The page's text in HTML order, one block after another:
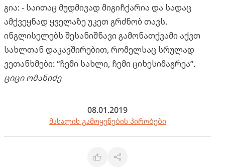
გია: - საითაც მუდმივად მიგიჩქარია და სადაც
ამქვეყნად ყველაზე უკეთ გრძნობ თავს.
ინგლისელებს შესანიშნავი გამონათქვამი აქვთ
სახლთან დაკავშირებით, რომელსაც სრულად
ვეთანხმები: “ჩემი სახლი, ჩემი ციხესიმაგრეა”.
ციცი ომანიძე
08.01.2019
მასალის გამოყენების პირობები